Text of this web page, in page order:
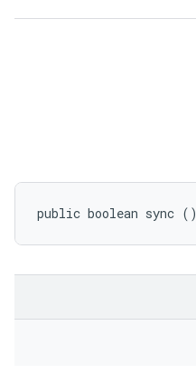
public boolean sync ()